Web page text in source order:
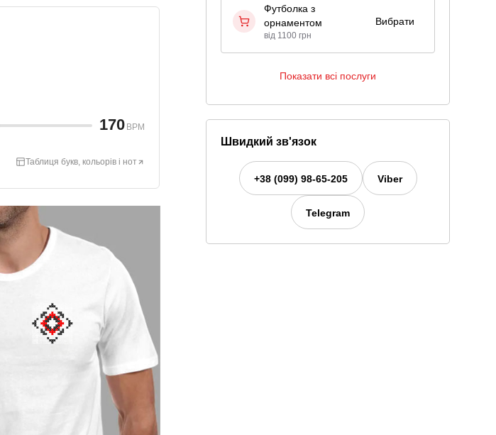
170 BPM
Таблиця букв, кольорів і нот
Футболка з
орнаментом
від 1100 грн
Вибрати
Показати всі послуги
Швидкий зв'язок
+38 (099) 98-65-205 Viber
Telegram